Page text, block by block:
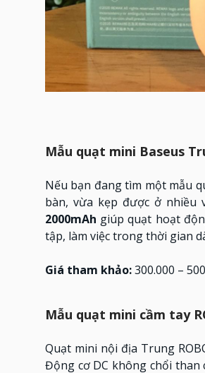
Mẫu quạt mini Baseus
Nếu bạn đang tìm một mẫu
bàn, vừa kẹp được ở nhiều
2000mAh giúp quạt hoạt
tập, làm việc trong thời gian
Giá tham khảo:300.000 –
Mẫu quạt mini cầm tay
Quạt mini nội địa Trung
Động cơ DC không chổi than